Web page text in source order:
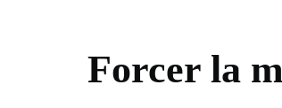
Forcer la